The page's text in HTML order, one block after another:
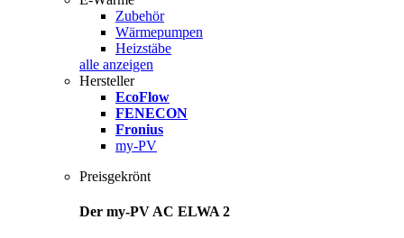
Zubehör
Wärmepumpen
Heizstäbe
alle anzeigen
Hersteller
EcoFlow
FENECON
Fronius
my-PV
Preisgekrönt
Der my-PV AC ELWA 2